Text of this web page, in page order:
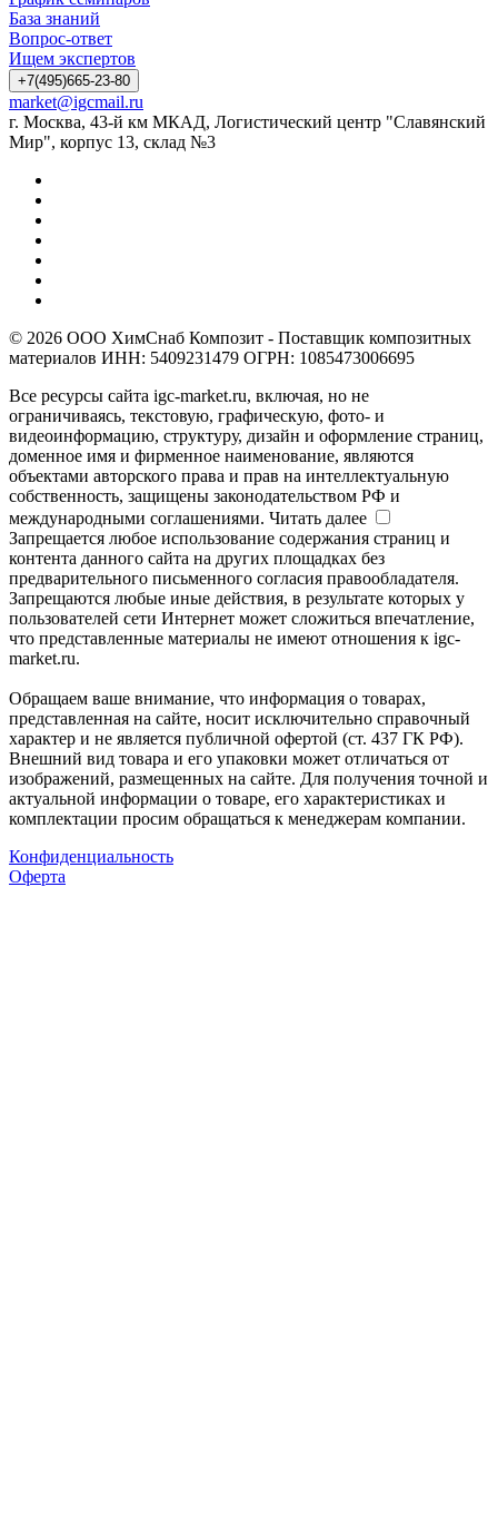
База знаний
Вопрос-ответ
Ищем экспертов
+7(495)665-23-80
market@igcmail.ru
г. Москва, 43-й км МКАД, Логистический центр "Славянский
Мир", корпус 13, склад №3
© 2026 ООО ХимСнаб Композит - Поставщик композитных
материалов ИНН: 5409231479 ОГРН: 1085473006695
Все ресурсы сайта igc-market.ru, включая, но не
ограничиваясь, текстовую, графическую, фото- и
видеоинформацию, структуру, дизайн и оформление страниц,
доменное имя и фирменное наименование, являются
объектами авторского права и прав на интеллектуальную
собственность, защищены законодательством РФ и
международными соглашениями. Читать далее
Запрещается любое использование содержания страниц и
контента данного сайта на других площадках без
предварительного письменного согласия правообладателя.
Запрещаются любые иные действия, в результате которых у
пользователей сети Интернет может сложиться впечатление,
что представленные материалы не имеют отношения к igc-
market.ru.
Обращаем ваше внимание, что информация о товарах,
представленная на сайте, носит исключительно справочный
характер и не является публичной офертой (ст. 437 ГК РФ).
Внешний вид товара и его упаковки может отличаться от
изображений, размещенных на сайте. Для получения точной и
актуальной информации о товаре, его характеристиках и
комплектации просим обращаться к менеджерам компании.
Конфиденциальность
Оферта